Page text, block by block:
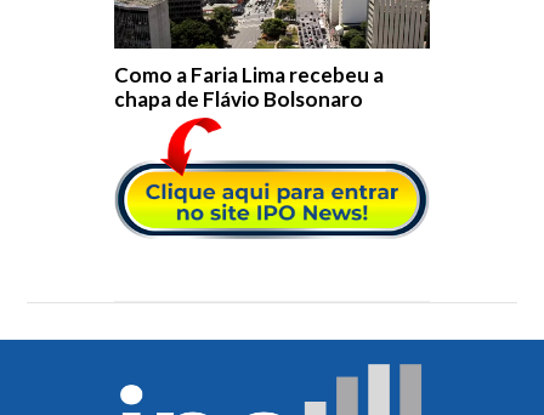
Como a Faria Lima recebeu a
chapa de Flávio Bolsonaro